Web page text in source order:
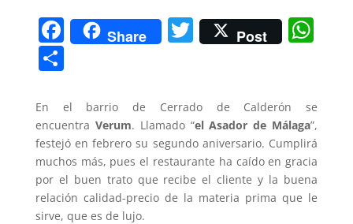
F
a
c
e
b
o
o
k
Share T
w
er
Post W
s
A
p
p
C
m
p
ar
tir
En el barrio de Cerrado de Calderón se
encuentra Verum. Llamado “el Asador de Málaga”,
festejó en febrero su segundo aniversario. Cumplirá
muchos más, pues el restaurante ha caído en gracia
por el buen trato que recibe el cliente y la buena
relación calidad-precio de la materia prima que le
sirve, que es de lujo.